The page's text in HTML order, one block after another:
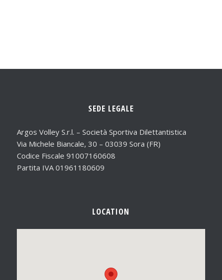
SEDE LEGALE
Argos Volley S.r.l. – Società Sportiva Dilettantistica
Via Michele Biancale, 30 – 03039 Sora (FR)
Codice Fiscale 91007160608
Partita IVA 01961180609
LOCATION